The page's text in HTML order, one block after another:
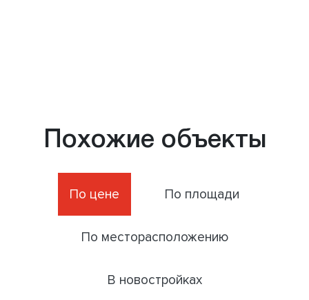
Похожие объекты
По цене По площади
По месторасположению
В новостройках